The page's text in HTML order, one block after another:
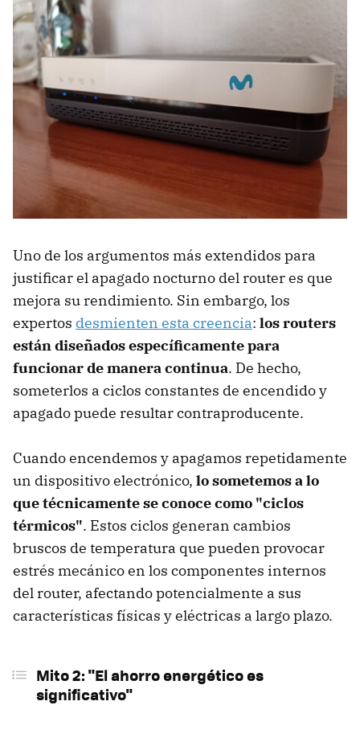
Actualizaciones automáticas nocturnas
Evitas el estrés térmico del dispositivo
Evitas reconfiguraciones innecesarias
¿Cuándo sí tiene sentido apagar el router?
Recomendaciones para optimizar tu router sin
apagarlo
Uno de los argumentos más extendidos para
justificar el apagado nocturno del router es que
mejora su rendimiento. Sin embargo, los
expertos desmienten esta creencia: los routers
están diseñados específicamente para
funcionar de manera continua. De hecho,
someterlos a ciclos constantes de encendido y
apagado puede resultar contraproducente.
Cuando encendemos y apagamos repetidamente
un dispositivo electrónico, lo sometemos a lo
que técnicamente se conoce como "ciclos
térmicos". Estos ciclos generan cambios
bruscos de temperatura que pueden provocar
estrés mecánico en los componentes internos
del router, afectando potencialmente a sus
características físicas y eléctricas a largo plazo.
Mito 2: "El ahorro energético es
significativo"